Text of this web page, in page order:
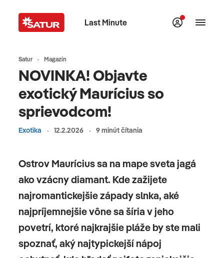
Last Minute
Satur Magazín
NOVINKA! Objavte
exotický Maurícius so
sprievodcom!
Exotika 12.2.2026 9 minút čítania
Ostrov Maurícius sa na mape sveta jagá
ako vzácny diamant. Kde zažijete
najromantickejšie západy slnka, aké
najpríjemnejšie vône sa šíria v jeho
povetrí, ktoré najkrajšie pláže by ste mali
spoznať, aký najtypickejší nápoj